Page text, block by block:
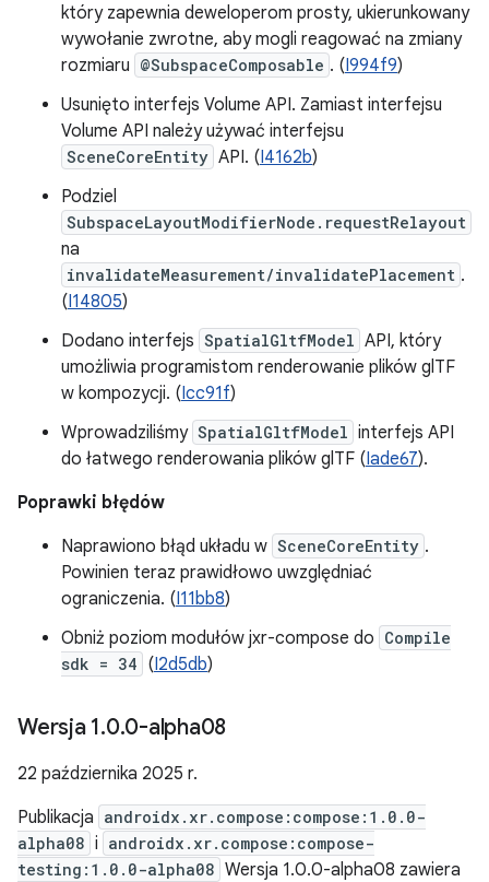
który zapewnia deweloperom prosty, ukierunkowany
wywołanie zwrotne, aby mogli reagować na zmiany
rozmiaru @SubspaceComposable . (I994f9)
Usunięto interfejs Volume API. Zamiast interfejsu
Volume API należy używać interfejsu
SceneCoreEntity API. (I4162b)
Podziel
SubspaceLayoutModifierNode.requestRelayout
na
invalidateMeasurement/invalidatePlacement .
(I14805)
Dodano interfejs SpatialGltfModel API, który
umożliwia programistom renderowanie plików glTF
w kompozycji. (Icc91f)
Wprowadziliśmy SpatialGltfModel interfejs API
do łatwego renderowania plików glTF (Iade67).
Poprawki błędów
Naprawiono błąd układu w SceneCoreEntity .
Powinien teraz prawidłowo uwzględniać
ograniczenia. (I11bb8)
Obniż poziom modułów jxr-compose do Compile
sdk = 34 (I2d5db)
Wersja 1.0.0-alpha08
22 października 2025 r.
Publikacja androidx.xr.compose:compose:1.0.0-
alpha08 i androidx.xr.compose:compose-
testing:1.0.0-alpha08 Wersja 1.0.0-alpha08 zawiera